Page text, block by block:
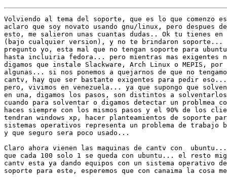
Volviendo al tema del soporte, que es lo que comenzo
aclaro que soy novato usando gnu/linux, pero despues
esto, me salieron unas cuantas dudas.. Ok tu tienes en
(bajo cualquier version), y no te brindaron soporte...
pregunto yo, esta mal que no tengan soporte para
hasta incluiria fedora... pero mientras mas exigentes
digamos que instale Slackware, Arch Linux o MEPIS,
algunas... si nos ponemos a quejarnos de que no
cantv, hay que ser bastante exigentes para pedir
pero, vivimos en venezuela... ya que supongo que
en una, digamos los pasos, son distintos a
cuando para solventar o digamos detectar un problmea
haces siempre con los mismos pasos y el 90% de los
tendran windows xp, hacer planteamientos de soporte
sistemas operativos representa un problema de trabajo
y que seguro sera poco usado...
Claro ahora vienen las maquinas de cantv con
que cada 100 solo 1 se queda con ubuntu... el resto
cantv esta ya dando equipos con un sistema operativo
soporte para este, esperemos que con canaima la cosa